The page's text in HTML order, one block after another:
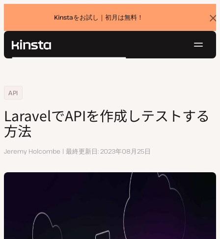
Kinstaをお試し｜初月は無料！
バ
ナ
Kinsta®
ョ
お問い合わせ
検
Home
リソースセンター
API
LaravelでAPIを作成しテストする方法
LaravelでAPIを作成しテストする
方法
執
Jeremy Holcombe 最終更新日 2023年08月25日